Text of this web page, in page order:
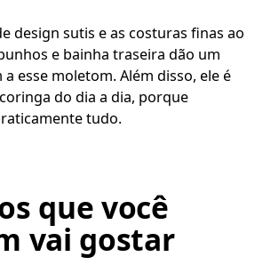
design sutis e as costuras finas ao
e bainha traseira dão um
esse moletom. Além disso, ele é
do dia a dia, porque
tudo.
que você
vai gostar